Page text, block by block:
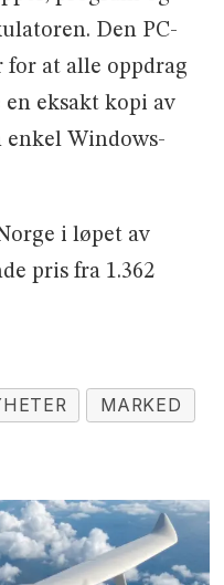
Den PC-
for at alle oppdrag
eksakt kopi av
enkel Windows-
i løpet av
pris fra 1.362
MARKED